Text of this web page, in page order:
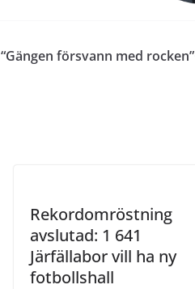
“Gängen försvann med rocken”
Rekordomröstning
avslutad: 1 641
Järfällabor vill ha ny
fotbollshall